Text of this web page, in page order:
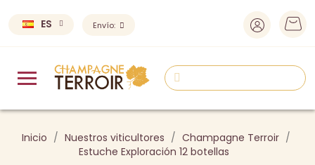
ES Envío:
Inicio Nuestros viticultores
Champagne Terroir
Estuche Exploración 12 botellas